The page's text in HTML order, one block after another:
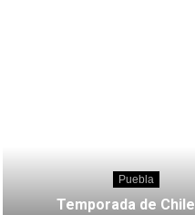
Puebla
Temporada de